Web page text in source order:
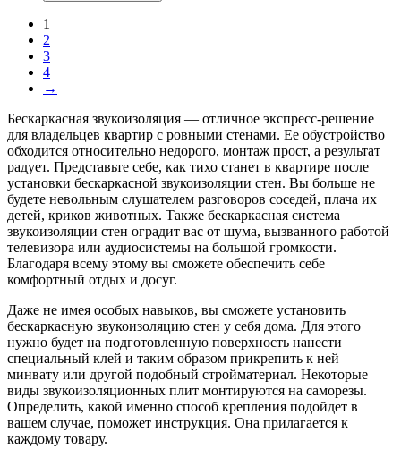
1
2
3
4
→
Бескаркасная звукоизоляция — отличное экспресс-решение
для владельцев квартир с ровными стенами. Ее обустройство
обходится относительно недорого, монтаж прост, а результат
радует. Представьте себе, как тихо станет в квартире после
установки бескаркасной звукоизоляции стен. Вы больше не
будете невольным слушателем разговоров соседей, плача их
детей, криков животных. Также бескаркасная система
звукоизоляции стен оградит вас от шума, вызванного работой
телевизора или аудиосистемы на большой громкости.
Благодаря всему этому вы сможете обеспечить себе
комфортный отдых и досуг.
Даже не имея особых навыков, вы сможете установить
бескаркасную звукоизоляцию стен у себя дома. Для этого
нужно будет на подготовленную поверхность нанести
специальный клей и таким образом прикрепить к ней
минвату или другой подобный стройматериал. Некоторые
виды звукоизоляционных плит монтируются на саморезы.
Определить, какой именно способ крепления подойдет в
вашем случае, поможет инструкция. Она прилагается к
каждому товару.